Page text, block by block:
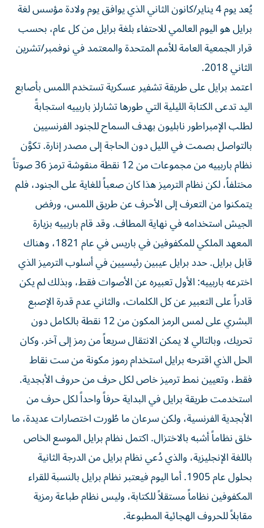
يُعد يوم 4 يناير/كانون الثاني الذي يوافق يوم ولادة مؤسس لغة
برايل هو اليوم العالمي للاحتفاء بلغة برايل من كل عام، بحسب
قرار الجمعية العامة للأمم المتحدة والمعتمد في نوفمبر/تشرين
الثاني 2018.
اعتمد برايل على طريقة تشفير عسكرية تستخدم اللمس بأصابع
اليد تدعى الكتابة الليلية التي طورها تشارلز باربييه استجابةً
لطلب الإمبراطور نابليون بهدف السماح للجنود الفرنسيين
بالتواصل بصمت في الليل دون الحاجة إلى مصدر إنارة. تكوَّن
نظام باربييه من مجموعات من 12 نقطة منقوشة ترمز 36 صوتاً
مختلفاً، لكن نظام الترميز هذا كان صعباً للغاية على الجنود، فلم
يتمكنوا من التعرف إلى الأحرف عن طريق اللمس، ورفض
الجيش استخدامه في نهاية المطاف. وقد قام باربييه بزيارة
المعهد الملكي للمكفوفين في باريس في عام 1821، وهناك
قابل برايل. حدد برايل عيبين رئيسيين في أسلوب الترميز الذي
اخترعه باربييه: الأول تعبيره عن الأصوات فقط، وبذلك لم يكن
قادراً على التعبير عن كل الكلمات، والثاني عدم قدرة الإصبع
البشري على لمس الرمز المكون من 12 نقطة بالكامل دون
تحريك، وبالتالي لا يمكن الانتقال سريعاً من رمز إلى آخر. وكان
الحل الذي اقترحه برايل استخدام رموز مكونة من ست نقاط
فقط، وتعيين نمط ترميز خاص لكل حرف من حروف الأبجدية.
استخدمت طريقة برايل في البداية حرفاً واحداً لكل حرف من
الأبجدية الفرنسية، ولكن سرعان ما طُورت اختصارات عديدة، ما
خلق نظاماً أشبه بالاختزال. اكتمل نظام برايل الموسع الخاص
باللغة الإنجليزية، والذي دُعي نظام برايل من الدرجة الثانية
بحلول عام 1905. أما اليوم فيعتبر نظام برايل بالنسبة للقراء
المكفوفين نظاماً مستقلاً للكتابة، وليس نظام طباعة رمزية
مقابلاً للحروف الهجائية المطبوعة.